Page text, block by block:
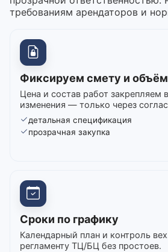
требованиям арендаторов и
Фиксируем смету и объём
Цена и состав работ закрепляем
изменения — только через
детальная спецификация
прозрачная закупка
Сроки по графику
Календарный план и контроль
регламенту ТЦ/БЦ без простоев.